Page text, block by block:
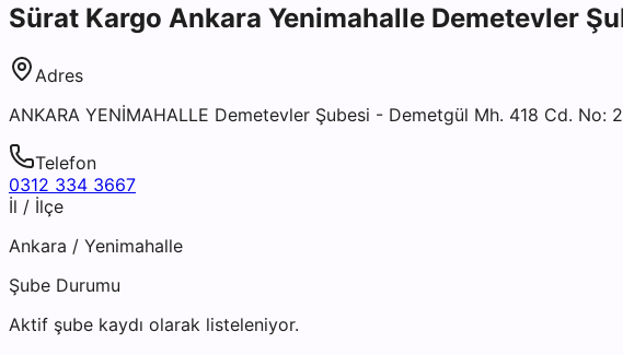
Sürat Kargo Ankara Yenimahalle Demetevler
Adres
ANKARA YENİMAHALLE Demetevler Şubesi - Demetgül Mh. 418 Cd. No:
Telefon
0312 334 3667
İl / İlçe
Ankara / Yenimahalle
Şube Durumu
Aktif şube kaydı olarak listeleniyor.